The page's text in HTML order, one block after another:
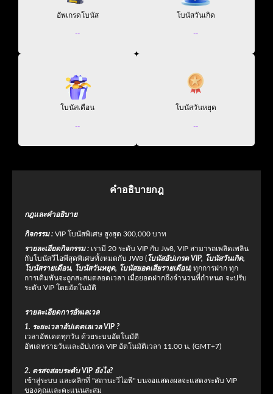
อัพเกรดโบนัส
--
โบนัสวันเกิด
--
โบนัสเดือน
--
โบนัสวันหยุด
--
คำอธิบายกฎ
กฎและคำอธิบาย
กิจกรรม : VIP โบนัสพิเศษ สูงสุด 300,000 บาท
รายละเอียดกิจกรรม: เรามี 20 ระดับ VIP กับ Jw8, VIP สามารถเพลิดเพลิน
กับโบนัสวีไอพีสุดพิเศษทั้งหมดกับ JW8 (โบนัสอัปเกรด VIP, โบนัสวันเกิด,
โบนัสรายเดือน, โบนัสวันหยุด, โบนัสยอดเสียรายเดือน) ทุกการฝาก ทุก
การเดิมพันจะถูกสะสมตลอดเวลา เมื่อยอดฝากถึงจำนวนที่กำหนด จะปรับ
ระดับ VIP โดยอัตโนมัติ
รายละเอียดการอัพเลเวล
1. ระยะเวลาอัปเดตเลเวล VIP ?
เวลาอัพเดตทุกวัน ด้วยระบบอัตโนมัติ
อัพเดทรายวันและอัปเกรด VIP อัตโนมัติเวลา 11.00 น. (GMT+7)
2. ตรสจสอบระดับ VIP ยังไง?
เข้าสู่ระบบ และคลิกที่ "สถานะวีไอพี" บนจอแสดงผลจะแสดงระดับ VIP
ของคุณและคะแนนสะสม